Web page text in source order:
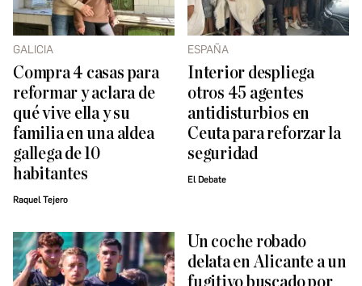
GALICIA
Compra 4 casas para
reformar y aclara de
qué vive ella y su
familia en una aldea
gallega de 10
habitantes
Raquel Tejero
ESPAÑA
Interior despliega
otros 45 agentes
antidisturbios en
Ceuta para reforzar la
seguridad
El Debate
Un coche robado
delata en Alicante a un
fugitivo buscado por